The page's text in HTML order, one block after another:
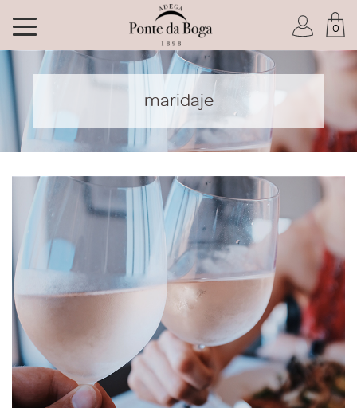
Soy socio del Club
He olvidado mi contraseña
ACCEDER
0
maridaje